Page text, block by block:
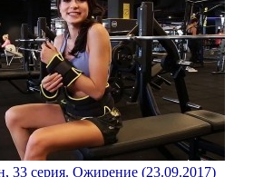
33 серия. Ожирение (23.09.2017)